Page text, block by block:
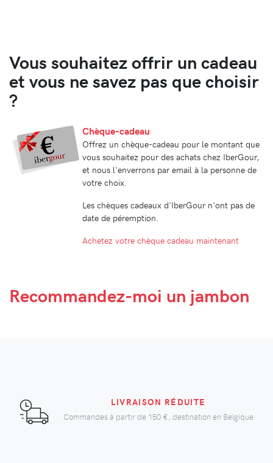
Vous souhaitez offrir un cadeau
et vous ne savez pas que choisir
?
Chèque-cadeau
Offrez un chèque-cadeau pour le montant que
vous souhaitez pour des achats chez IberGour,
et nous l'enverrons par email à la personne de
votre choix.
Les chèques cadeaux d'IberGour n'ont pas de
date de péremption.
Achetez votre chèque cadeau maintenant
Recommandez-moi un jambon
LIVRAISON RÉDUITE
Commandes à partir de 150 €, destination en Belgique